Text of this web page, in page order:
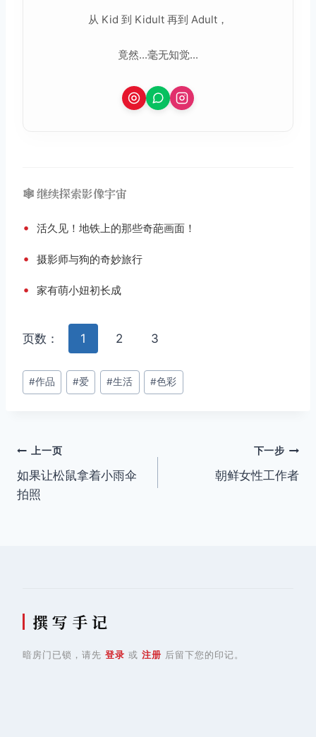
从 Kid 到 Kidult 再到 Adult，
竟然...毫无知觉...
🕸️ 继续探索影像宇宙
• 活久见！地铁上的那些奇葩画面！
• 摄影师与狗的奇妙旅行
• 家有萌小妞初长成
页数： 1 2 3
文
章
#作品 #爱 #生活 #色彩
文
章
上一页
如果让松鼠拿着小雨伞
拍照
下一步
朝鲜女性工作者
撰 写 手 记
暗房门已锁，请先 登录 或 注册 后留下您的印记。